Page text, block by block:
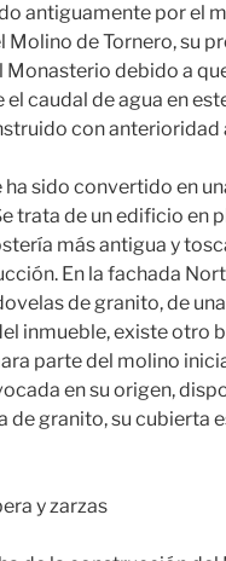
antiguamente por el
de Tornero, su
debido a
caudal de agua en
con anterioridad
sido convertido en
trata de un edificio en
más antigua y
En la fachada
de granito, de
inmueble, existe otro
parte del molino
en su origen,
de granito, su cubierta
y zarzas